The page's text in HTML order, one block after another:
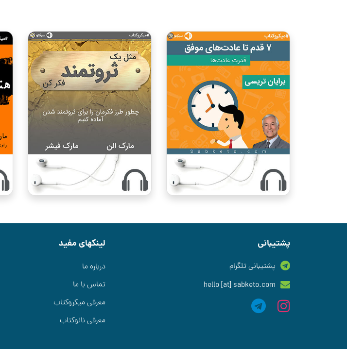
پشتیبانی
پشتیبانی تلگرام
hello [at] sabketo.com
لینکهای مفید
درباره ما
تماس با ما
معرفی میکروکتاب
معرفی نانوکتاب